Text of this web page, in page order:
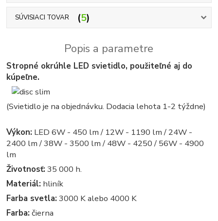
SÚVISIACI TOVAR 5
Popis a parametre
Stropné okrúhle LED svietidlo, použiteľné aj do
kúpeľne.
(Svietidlo je na objednávku. Dodacia lehota 1-2 týždne)
Výkon: LED 6W - 450 lm / 12W - 1190 lm / 24W -
2400 lm / 38W - 3500 lm / 48W - 4250 / 56W - 4900
lm
Životnosť: 35 000 h.
Materiál: hliník
Farba svetla: 3000 K alebo 4000 K
Farba: čierna